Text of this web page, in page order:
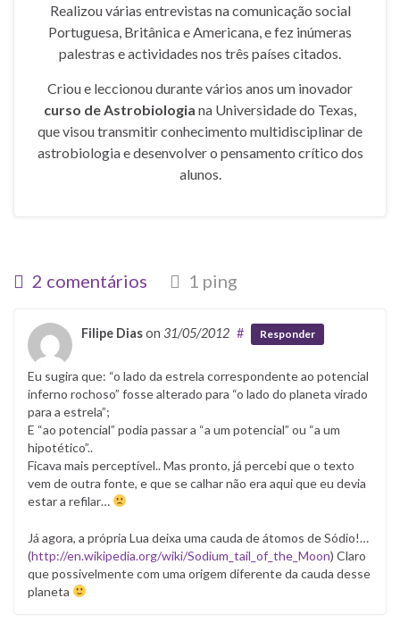
Realizou várias entrevistas na comunicação social
Portuguesa, Britânica e Americana, e fez inúmeras
palestras e actividades nos três países citados.
Criou e leccionou durante vários anos um inovador
curso de Astrobiologia na Universidade do Texas,
que visou transmitir conhecimento multidisciplinar de
astrobiologia e desenvolver o pensamento crítico dos
alunos.
2 comentários 1 ping
Filipe Diason 31/05/2012 # Responder
Eu sugira que: “o lado da estrela correspondente ao potencial
inferno rochoso” fosse alterado para “o lado do planeta virado
para a estrela”;
E “ao potencial” podia passar a “a um potencial” ou “a um
hipotético”..
Ficava mais perceptível.. Mas pronto, já percebi que o texto
vem de outra fonte, e que se calhar não era aqui que eu devia
estar a refilar…
Já agora, a própria Lua deixa uma cauda de átomos de Sódio!…
(http://en.wikipedia.org/wiki/Sodium_tail_of_the_Moon) Claro
que possivelmente com uma origem diferente da cauda desse
planeta